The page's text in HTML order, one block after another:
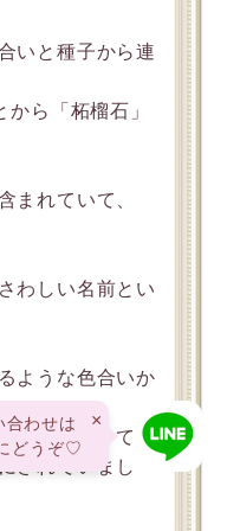
いと種子から連
ら「柘榴石」
まれていて、
わしい名前とい
ような色合いか
ジされてきて、
されていまし
合わせは
どうぞ♡
×